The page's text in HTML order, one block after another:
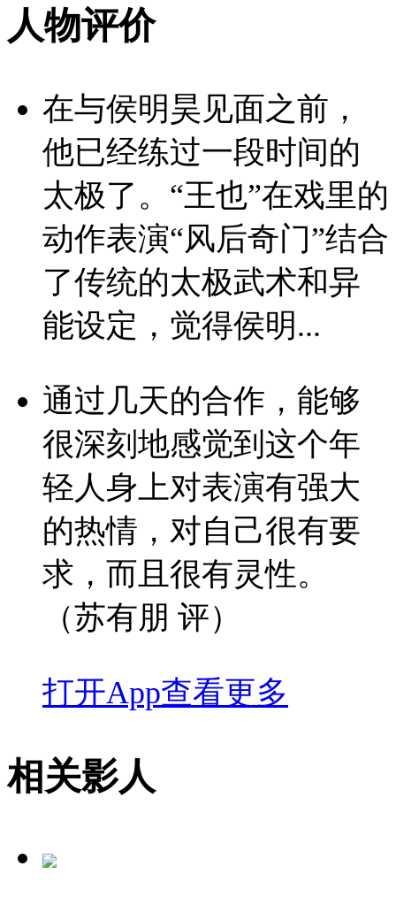
人物评价
在与侯明昊见面之前，
他已经练过一段时间的
太极了。“王也”在戏里的
动作表演“风后奇门”结合
了传统的太极武术和异
能设定，觉得侯明...
通过几天的合作，能够
很深刻地感觉到这个年
轻人身上对表演有强大
的热情，对自己很有要
求，而且很有灵性。
（苏有朋 评）
打开App查看更多
相关影人